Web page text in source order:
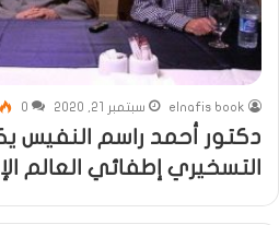
elnafis book سبتمبر 21, 2020 0
دكتور أحمد راسم النفيس
التسخيري إطفائي العالم